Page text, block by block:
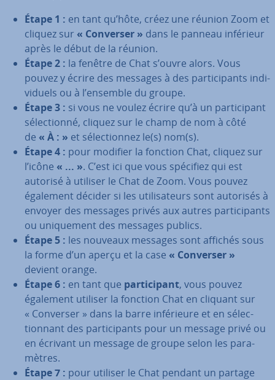
Étape 1 : en tant qu’hôte, créez une réunion Zoom et
cliquez sur « Converser » dans le panneau inférieur
après le début de la réunion.
Étape 2 : la fenêtre de Chat s’ouvre alors. Vous
pouvez y écrire des messages à des par­ti­ci­pants in­di­
vi­duels ou à l’ensemble du groupe.
Étape 3 : si vous ne voulez écrire qu’à un par­ti­ci­pant
sé­lec­tionné, cliquez sur le champ de nom à côté
de « À : » et sé­lec­tion­nez le(s) nom(s).
Étape 4 : pour modifier la fonction Chat, cliquez sur
l’icône « ... ». C’est ici que vous spécifiez qui est
autorisé à utiliser le Chat de Zoom. Vous pouvez
également décider si les uti­li­sa­teurs sont autorisés à
envoyer des messages privés aux autres par­ti­ci­pants
ou uni­que­ment des messages publics.
Étape 5 : les nouveaux messages sont affichés sous
la forme d’un aperçu et la case « Converser »
devient orange.
Étape 6 : en tant que par­ti­ci­pant, vous pouvez
également utiliser la fonction Chat en cliquant sur
« Converser » dans la barre in­fé­rieure et en sé­lec­
tion­nant des par­ti­ci­pants pour un message privé ou
en écrivant un message de groupe selon les pa­ra­
mètres.
Étape 7 : pour utiliser le Chat pendant un partage